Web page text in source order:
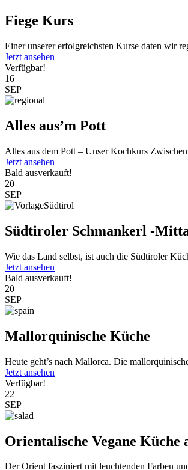
Fiege Kurs
Einer unserer erfolgreichsten Kurse daten wir
Jetzt ansehen
Verfügbar!
16
SEP
Alles aus’m Pott
Alles aus dem Pott – Unser Kochkurs
Jetzt ansehen
Bald ausverkauft!
20
SEP
Südtiroler Schmankerl -
Wie das Land selbst, ist auch die Südtiroler
Jetzt ansehen
Bald ausverkauft!
20
SEP
Mallorquinische Küche
Heute geht’s nach Mallorca. Die
Jetzt ansehen
Verfügbar!
22
SEP
Orientalische Vegane Küche
Der Orient fasziniert mit leuchtenden Farben